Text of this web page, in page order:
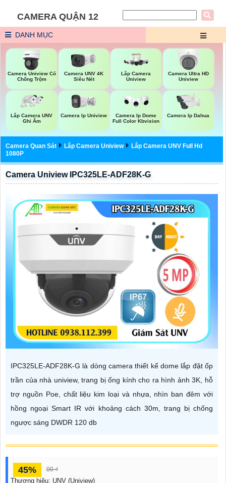
CAMERA QUẬN 12
DANH MỤC
Camera Uniview Có
Chống Trộm
Camera UNV 4K
Siêu Nét
Lắp Camera
Uniview
Camera Ultra HD
Uniview
Lắp Camera UNV
Ghi Âm
Camera Ip Uniview
Camera Ip Dome
Full Color Kbvision
Camera Ip Dahua
Camera Quan Sát Lắp Camera Uniview
Lắp Camera UNV Full Hd
1080P
Camera Uniview IPC325LE-ADF28K-G
IPC325LE-ADF28K-G là dòng camera thiết kế dome lắp đặt ốp
trần của nhà uniview, trang bị ống kính cho ra hình ảnh 3K, hỗ
trợ nguồn Poe, chất liệu kim loại và nhựa, nhìn ban đêm với
hồng ngoại Smart IR với khoảng cách 30m, trang bị chống
ngược sáng DWDR 120 db
45% 00 ₫
Thương hiệu: UNV (Uniview)